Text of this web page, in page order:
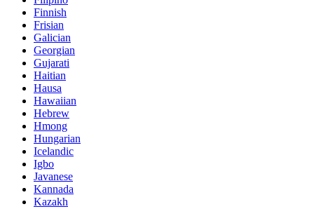
Finnish
Frisian
Galician
Georgian
Gujarati
Haitian
Hausa
Hawaiian
Hebrew
Hmong
Hungarian
Icelandic
Igbo
Javanese
Kannada
Kazakh